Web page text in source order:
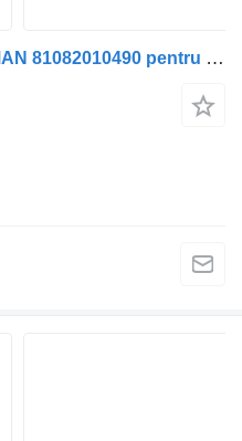
Furtun flexibil aspirare aer MAN 81082010490 pentru camion MAN TGA, TGS, TGX